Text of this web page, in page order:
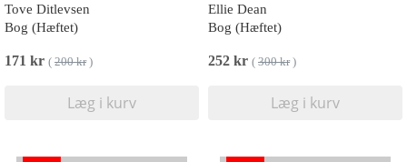
Tove Ditlevsen
Bog (Hæftet)
171 kr ( 200 kr)
Læg i kurv
Ellie Dean
Bog (Hæftet)
252 kr ( 300 kr)
Læg i kurv